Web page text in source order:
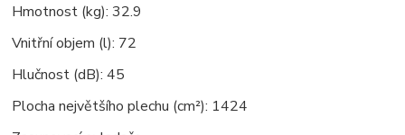
Hmotnost (kg): 32.9
Vnitřní objem (l): 72
Hlučnost (dB): 45
Plocha největšího plechu (cm²): 1424